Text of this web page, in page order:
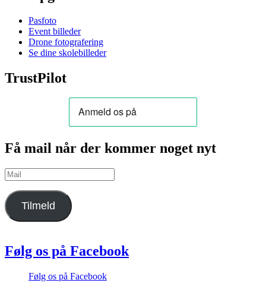
Pasfoto
Event billeder
Drone fotografering
Se dine skolebilleder
TrustPilot
Få mail når der kommer noget nyt
Mail
Tilmeld
Følg os på Facebook
Følg os på Facebook